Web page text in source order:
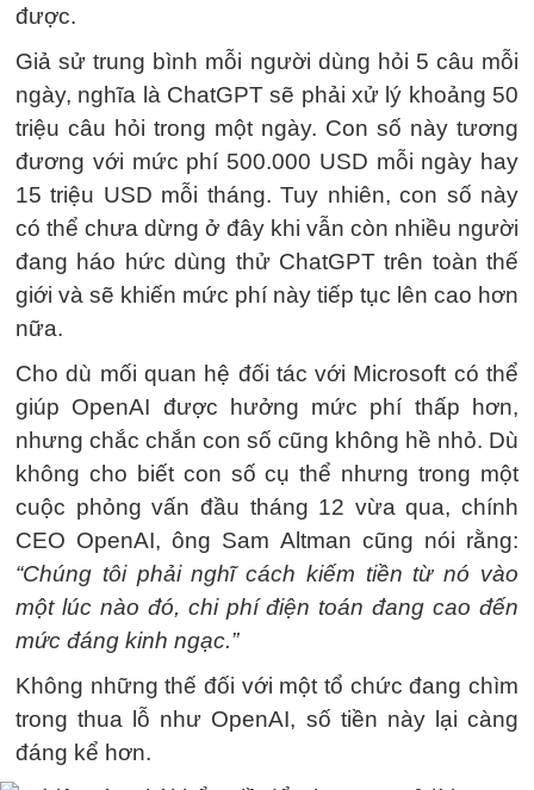
được.
Giả sử trung bình mỗi người dùng hỏi 5 câu mỗi
ngày, nghĩa là ChatGPT sẽ phải xử lý khoảng 50
triệu câu hỏi trong một ngày. Con số này tương
đương với mức phí 500.000 USD mỗi ngày hay
15 triệu USD mỗi tháng. Tuy nhiên, con số này
có thể chưa dừng ở đây khi vẫn còn nhiều người
đang háo hức dùng thử ChatGPT trên toàn thế
giới và sẽ khiến mức phí này tiếp tục lên cao hơn
nữa.
Cho dù mối quan hệ đối tác với Microsoft có thể
giúp OpenAI được hưởng mức phí thấp hơn,
nhưng chắc chắn con số cũng không hề nhỏ. Dù
không cho biết con số cụ thể nhưng trong một
cuộc phỏng vấn đầu tháng 12 vừa qua, chính
CEO OpenAI, ông Sam Altman cũng nói rằng:
“Chúng tôi phải nghĩ cách kiếm tiền từ nó vào
một lúc nào đó, chi phí điện toán đang cao đến
mức đáng kinh ngạc.”
Không những thế đối với một tổ chức đang chìm
trong thua lỗ như OpenAI, số tiền này lại càng
đáng kể hơn.